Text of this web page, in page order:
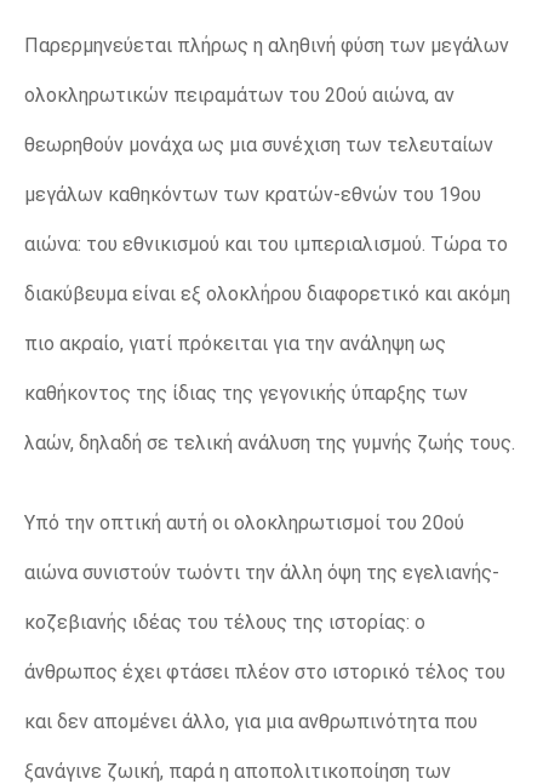
Παρερμηνεύεται πλήρως η αληθινή φύση των μεγάλων
ολοκληρωτικών πειραμάτων του 20ού αιώνα, αν
θεωρηθούν μονάχα ως μια συνέχιση των τελευταίων
μεγάλων καθηκόντων των κρατών-εθνών του 19ου
αιώνα: του εθνικισμού και του ιμπεριαλισμού. Τώρα το
διακύβευμα είναι εξ ολοκλήρου διαφορετικό και ακόμη
πιο ακραίο, γιατί πρόκειται για την ανάληψη ως
καθήκοντος της ίδιας της γεγονικής ύπαρξης των
λαών, δηλαδή σε τελική ανάλυση της γυμνής ζωής τους.
Υπό την οπτική αυτή οι ολοκληρωτισμοί του 20ού
αιώνα συνιστούν τωόντι την άλλη όψη της εγελιανής-
κοζεβιανής ιδέας του τέλους της ιστορίας: ο
άνθρωπος έχει φτάσει πλέον στο ιστορικό τέλος του
και δεν απομένει άλλο, για μια ανθρωπινότητα που
ξανάγινε ζωική, παρά η αποπολιτικοποίηση των